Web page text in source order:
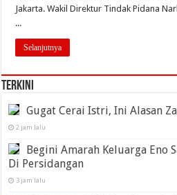
Jakarta. Wakil Direktur Tindak Pidana
...
Selanjutnya
Terkini
Gugat Cerai Istri, Ini Alasan
2 jam lalu
Begini Amarah Keluarga Eno
Di Persidangan
3 jam lalu